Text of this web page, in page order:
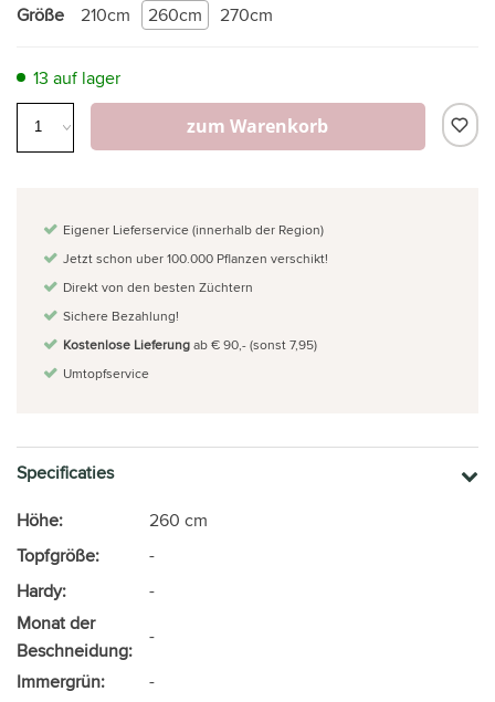
Größe 210cm 260cm 270cm
13 auf lager
zum Warenkorb
Eigener Lieferservice (innerhalb der Region)
Jetzt schon uber 100.000 Pflanzen verschikt!
Direkt von den besten Züchtern
Sichere Bezahlung!
Kostenlose Lieferungab € 90,- (sonst 7,95)
Umtopfservice
Specificaties
Höhe:
260 cm
Topfgröße:
-
Hardy:
-
Monat der
Beschneidung:
-
Immergrün:
-